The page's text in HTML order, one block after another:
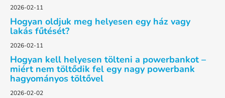
2026-02-11
Hogyan oldjuk meg helyesen egy ház vagy
lakás fűtését?
2026-02-11
Hogyan kell helyesen tölteni a powerbankot –
miért nem töltődik fel egy nagy powerbank
hagyományos töltővel
2026-02-02